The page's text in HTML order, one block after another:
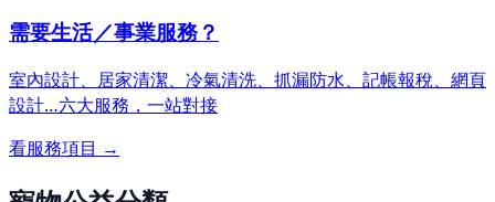
需要生活／事業服務？
室內設計、居家清潔、冷氣清洗、抓漏防水、記帳報稅、網頁
設計…六大服務，一站對接
看服務項目 →